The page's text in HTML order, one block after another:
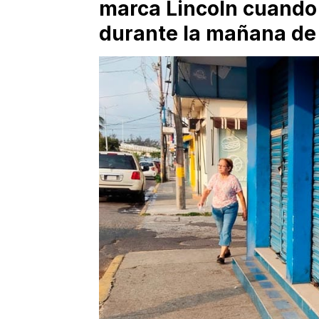
marca Lincoln
durante la mañana